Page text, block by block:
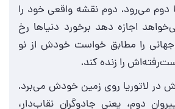
دوم می‌رود. دوم نقشه واقعی خود را
اجازه دهد برخورد دنیاها رخ
را مطابق خواست خودش از نو
را زنده کند.
در لاتوریا روی زمین خودش می‌برد.
دوم، یعنی جادوگران نقاب‌دار،